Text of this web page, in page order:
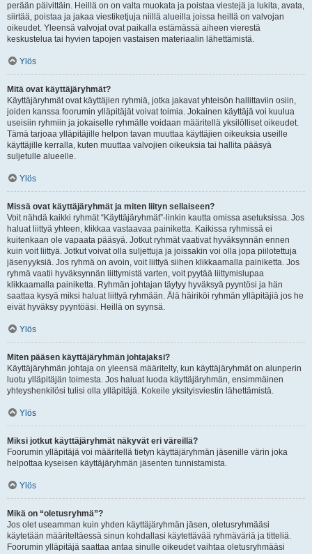
perään päivittäin. Heillä on on valta muokata ja poistaa viestejä ja lukita, avata,
siirtää, poistaa ja jakaa viestiketjuja niillä alueilla joissa heillä on valvojan
oikeudet. Yleensä valvojat ovat paikalla estämässä aiheen vierestä
keskustelua tai hyvien tapojen vastaisen materiaalin lähettämistä.
Ylös
Mitä ovat käyttäjäryhmät?
Käyttäjäryhmät ovat käyttäjien ryhmiä, jotka jakavat yhteisön hallittaviin osiin,
joiden kanssa foorumin ylläpitäjät voivat toimia. Jokainen käyttäjä voi kuulua
useisiin ryhmiin ja jokaiselle ryhmälle voidaan määritellä yksilölliset oikeudet.
Tämä tarjoaa ylläpitäjille helpon tavan muuttaa käyttäjien oikeuksia useille
käyttäjille kerralla, kuten muuttaa valvojien oikeuksia tai hallita pääsyä
suljetulle alueelle.
Ylös
Missä ovat käyttäjäryhmät ja miten liityn sellaiseen?
Voit nähdä kaikki ryhmät “Käyttäjäryhmät”-linkin kautta omissa asetuksissa. Jos
haluat liittyä yhteen, klikkaa vastaavaa painiketta. Kaikissa ryhmissä ei
kuitenkaan ole vapaata pääsyä. Jotkut ryhmät vaativat hyväksynnän ennen
kuin voit liittyä. Jotkut voivat olla suljettuja ja joissakin voi olla jopa piilotettuja
jäsenyyksiä. Jos ryhmä on avoin, voit liittyä siihen klikkaamalla painiketta. Jos
ryhmä vaatii hyväksynnän liittymistä varten, voit pyytää liittymislupaa
klikkaamalla painiketta. Ryhmän johtajan täytyy hyväksyä pyyntösi ja hän
saattaa kysyä miksi haluat liittyä ryhmään. Älä häiriköi ryhmän ylläpitäjiä jos he
eivät hyväksy pyyntöäsi. Heillä on syynsä.
Ylös
Miten pääsen käyttäjäryhmän johtajaksi?
Käyttäjäryhmän johtaja on yleensä määritelty, kun käyttäjäryhmät on alunperin
luotu ylläpitäjän toimesta. Jos haluat luoda käyttäjäryhmän, ensimmäinen
yhteyshenkilösi tulisi olla ylläpitäjä. Kokeile yksityisviestin lähettämistä.
Ylös
Miksi jotkut käyttäjäryhmät näkyvät eri väreillä?
Foorumin ylläpitäjä voi määritellä tietyn käyttäjäryhmän jäsenille värin joka
helpottaa kyseisen käyttäjäryhmän jäsenten tunnistamista.
Ylös
Mikä on “oletusryhmä”?
Jos olet useamman kuin yhden käyttäjäryhmän jäsen, oletusryhmääsi
käytetään määriteltäessä sinun kohdallasi käytettävää ryhmäväriä ja titteliä.
Foorumin ylläpitäjä saattaa antaa sinulle oikeudet vaihtaa oletusryhmääsi